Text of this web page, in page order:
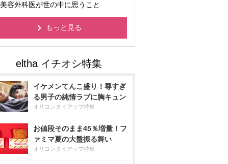
美容外科医が世の中に思うこと
もっと見る
イケメンてんこ盛り！尊すぎ
る男子の純情ラブに胸キュン
オリコンタイアップ特集
お値段そのまま45％増量！フ
ァミマ夏の大盤振る舞い
オリコンタイアップ特集